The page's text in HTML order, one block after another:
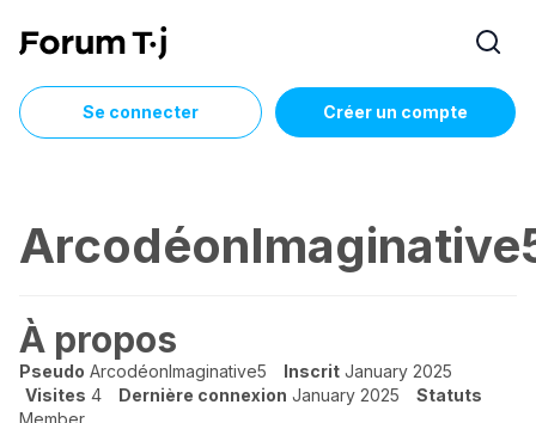
Se connecter Créer un compte
À propos
Pseudo ArcodéonImaginative5 Inscrit January 2025
Visites 4 Dernière connexion January 2025
Statuts
Member